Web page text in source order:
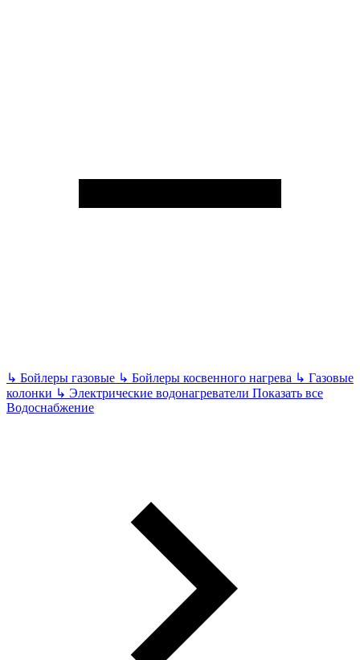
↳ Бойлеры газовые ↳ Бойлеры косвенного нагрева ↳ Газовые
колонки ↳ Электрические водонагреватели Показать все
Водоснабжение